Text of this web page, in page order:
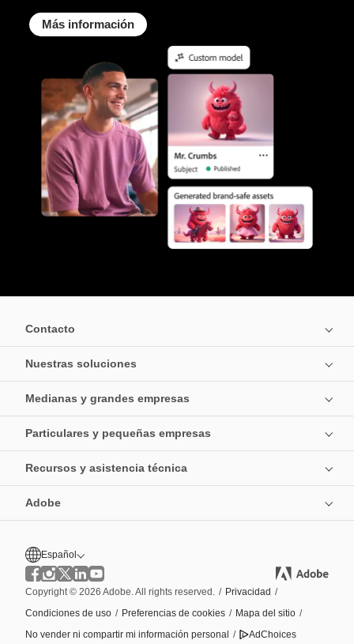
Más información
Contacto
Nuestras soluciones
Medianas y grandes empresas
Particulares y pequeñas empresas
Recursos y asistencia técnica
Adobe
Español
Copyright © 2026 Adobe. All rights reserved. / Privacidad /
Condiciones de uso / Preferencias de cookies / Mapa del sitio /
No vender ni compartir mi información personal / AdChoices